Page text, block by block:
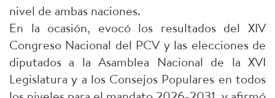
nivel de ambas naciones.
En la ocasión, evocó los resultados del XIV
Congreso Nacional del PCV y las elecciones de
diputados a la Asamblea Nacional de la XVI
Legislatura y a los Consejos Populares en todos